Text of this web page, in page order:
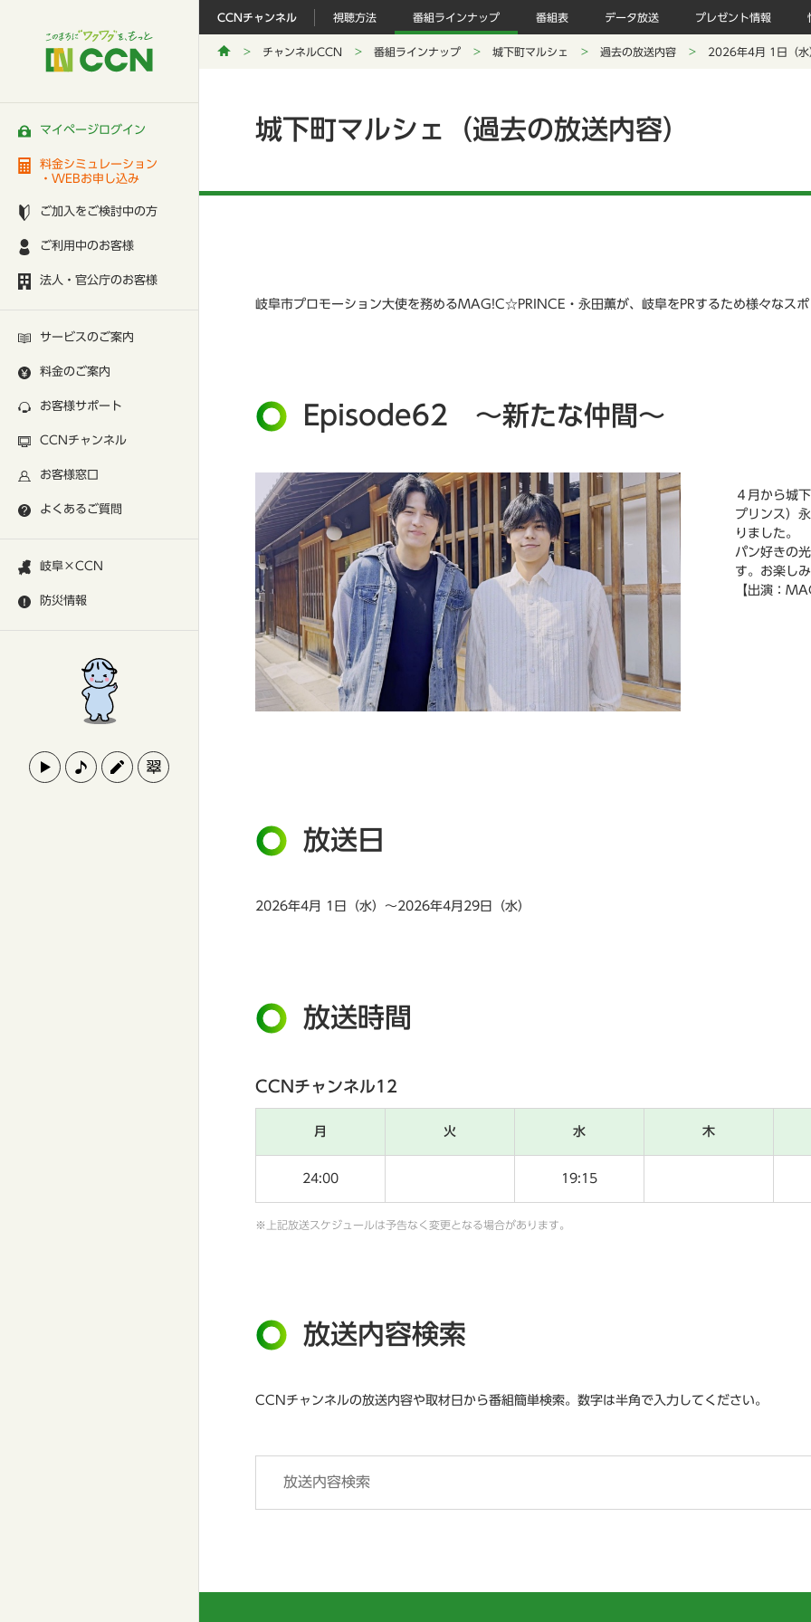
マイページログイン
料金シミュレーション
・WEBお申し込み
ご加入をご検討中の方
ご利用中のお客様
法人・官公庁のお客様
サービスのご案内
料金のご案内
お客様サポート
CCNチャンネル
お客様窓口
よくあるご質問
岐阜×CCN
防災情報
CCNチャンネル 視聴方法 番組ラインナップ 番組表 データ放送 プレゼント情報
チャンネルCCN 番組ラインナップ 城下町マルシェ 過去の放送内容 2026年4月 1日（水
城下町マルシェ（過去の放送内容）
岐阜市プロモーション大使を務めるMAG!C☆PRINCE・永田薫が、岐阜をPRするため様々なスポ
Episode62 ～新たな仲間～
４月から城
プリンス）
りました。
パン好きの
す。お楽しみ
【出演：
放送日
2026年4月 1日（水）～2026年4月29日（水）
放送時間
CCNチャンネル12
月 火 水 木
24:00 19:15
※上記放送スケジュールは予告なく変更となる場合があります。
放送内容検索
CCNチャンネルの放送内容や取材日から番組簡単検索。数字は半角で入力してください。